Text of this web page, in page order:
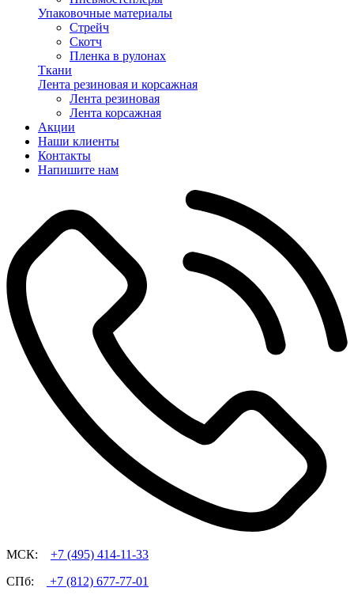
Упаковочные материалы
Стрейч
Скотч
Пленка в рулонах
Ткани
Лента резиновая и корсажная
Лента резиновая
Лента корсажная
Акции
Наши клиенты
Контакты
Напишите нам
МСК: +7 (495) 414-11-33
СПб:
+7 (812) 677-77-01